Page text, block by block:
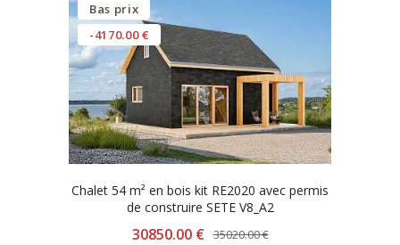
Bas prix
-4170.00 €
Chalet 54 m² en bois kit RE2020 avec permis
de construire SETE V8_A2
30850.00 € 35020.00 €